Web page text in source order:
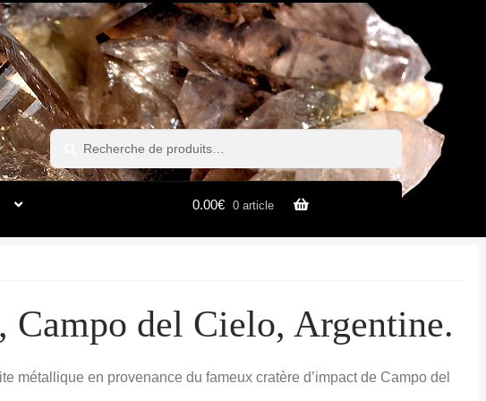
Recherche
pour :
Recherche
0.00€ 0 article
Campo del Cielo, Argentine.
métallique en provenance du fameux cratère d’impact de Campo del